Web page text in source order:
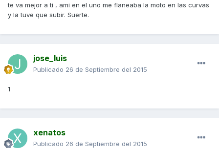
te va mejor a ti , ami en el uno me flaneaba la moto en las curvas
y la tuve que subir. Suerte.
jose_luis
Publicado 26 de Septiembre del 2015
1
xenatos
Publicado 26 de Septiembre del 2015